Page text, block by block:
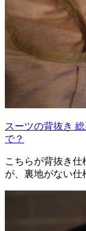
スーツの背抜き
で？
こちらが背抜き
が、裏地がない